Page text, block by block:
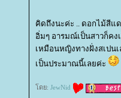
คิดถึงนะค่ะ .. ดอกไม้สีแ
อิ่มๆ อารมณ์เป็นสาวก็คง
เหมือนหญิงทางฝั่งสเปน
เป็นประมาณนี้เลยค่ะ
ดย: JewNid